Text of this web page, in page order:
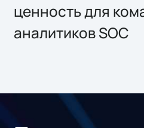
ценность для
аналитиков SOC